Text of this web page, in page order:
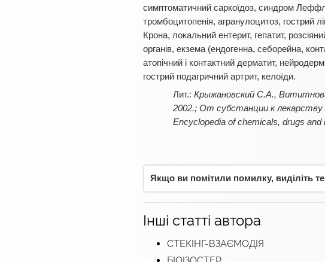
симптоматичний саркоїдоз, синдром
тромбоцитопенія, агранулоцитоз, гострий
Крона, локальний ентерит, гепатит,
органів, екзема (ендогенна, себорейна,
атопічний і контактний дерматит,
гострий подагричний артрит, келоїди.
Крыжановский С.А.,
2002.; От субстанции к
Encyclopedia of chemicals, drugs
Якщо ви помітили помилку, виділіть
Інші статті автора
СТЕКІНГ-ВЗАЄМОДІЯ